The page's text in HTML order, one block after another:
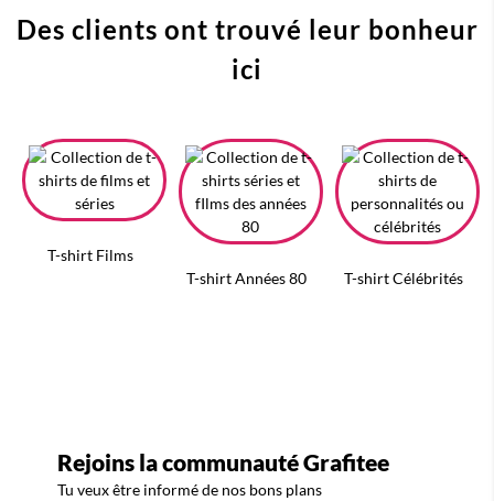
Des clients ont trouvé leur bonheur
ici
T-shirt Films
T-shirt Années 80
T-shirt Célébrités
Rejoins la communauté Grafitee
Tu veux être informé de nos bons plans